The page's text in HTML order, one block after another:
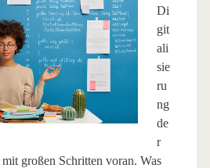
Di
git
ali
sie
ru
ng
de
r
großen Schritten voran. Was